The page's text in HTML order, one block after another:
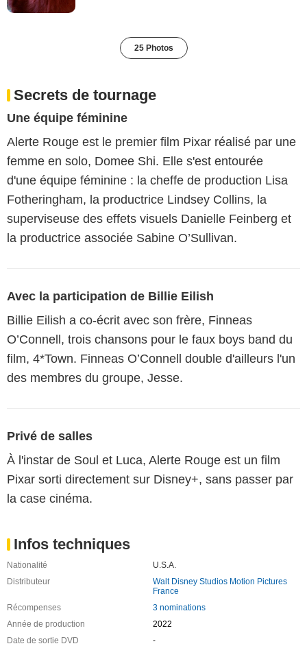
25 Photos
Secrets de tournage
Une équipe féminine
Alerte Rouge est le premier film Pixar réalisé par une
femme en solo, Domee Shi. Elle s'est entourée
d'une équipe féminine : la cheffe de production Lisa
Fotheringham, la productrice Lindsey Collins, la
superviseuse des effets visuels Danielle Feinberg et
la productrice associée Sabine O’Sullivan.
Avec la participation de Billie Eilish
Billie Eilish a co-écrit avec son frère, Finneas
O’Connell, trois chansons pour le faux boys band du
film, 4*Town. Finneas O’Connell double d'ailleurs l'un
des membres du groupe, Jesse.
Privé de salles
À l'instar de Soul et Luca, Alerte Rouge est un film
Pixar sorti directement sur Disney+, sans passer par
la case cinéma.
Infos techniques
Nationalité
U.S.A.
Distributeur
Walt Disney Studios Motion Pictures
France
Récompenses
3 nominations
Année de production
2022
Date de sortie DVD
-